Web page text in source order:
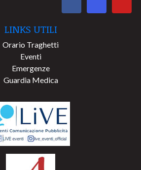
LINKS UTILI
Orario Traghetti
Eventi
Emergenze
Guardia Medica